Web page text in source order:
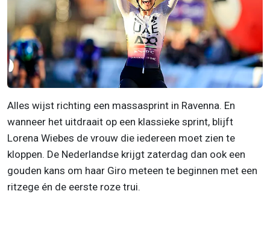
Alles wijst richting een massasprint in Ravenna. En
wanneer het uitdraait op een klassieke sprint, blijft
Lorena Wiebes de vrouw die iedereen moet zien te
kloppen. De Nederlandse krijgt zaterdag dan ook een
gouden kans om haar Giro meteen te beginnen met een
ritzege én de eerste roze trui.